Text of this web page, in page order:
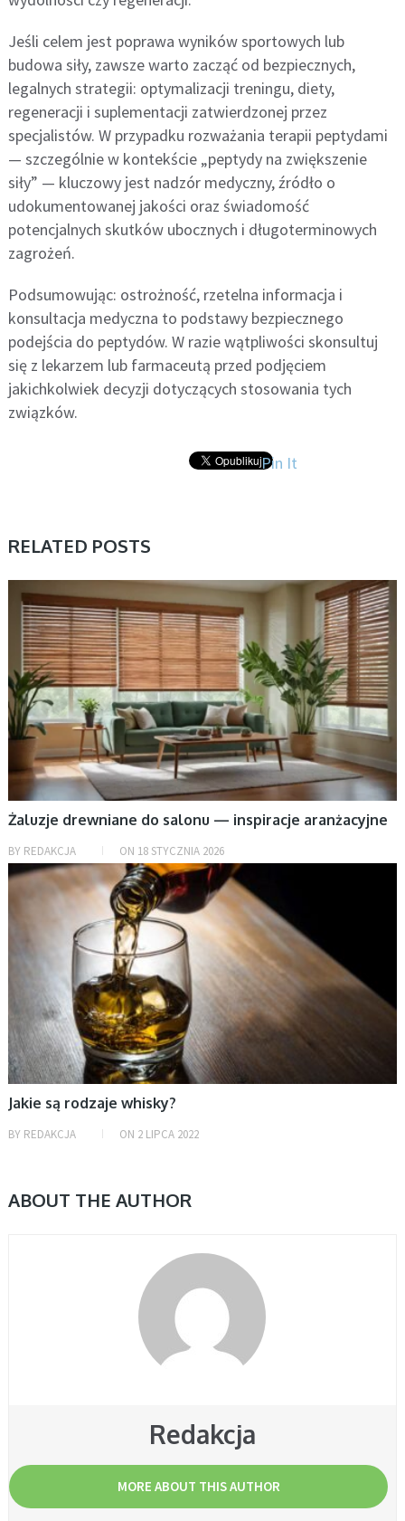
Jeśli celem jest poprawa wyników sportowych lub
budowa siły, zawsze warto zacząć od bezpiecznych,
legalnych strategii: optymalizacji treningu, diety,
regeneracji i suplementacji zatwierdzonej przez
specjalistów. W przypadku rozważania terapii peptydami
— szczególnie w kontekście „peptydy na zwiększenie
siły” — kluczowy jest nadzór medyczny, źródło o
udokumentowanej jakości oraz świadomość
potencjalnych skutków ubocznych i długoterminowych
zagrożeń.
Podsumowując: ostrożność, rzetelna informacja i
konsultacja medyczna to podstawy bezpiecznego
podejścia do peptydów. W razie wątpliwości skonsultuj
się z lekarzem lub farmaceutą przed podjęciem
jakichkolwiek decyzji dotyczących stosowania tych
związków.
Pin It
RELATED POSTS
BEZ KATEGORII
Żaluzje drewniane do salonu — inspiracje aranżacyjne
BY REDAKCJA ON 18 STYCZNIA 2026
BEZ KATEGORII
Jakie są rodzaje whisky?
BY REDAKCJA ON 2 LIPCA 2022
ABOUT THE AUTHOR
Redakcja
MORE ABOUT THIS AUTHOR